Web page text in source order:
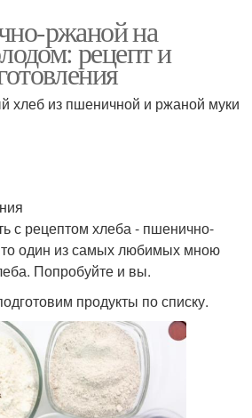
ржаной на
рецепт и
хлеб из пшеничной и ржаной муки
с рецептом хлеба - пшенично-
один из самых любимых мною
Попробуйте и вы.
продукты по списку.